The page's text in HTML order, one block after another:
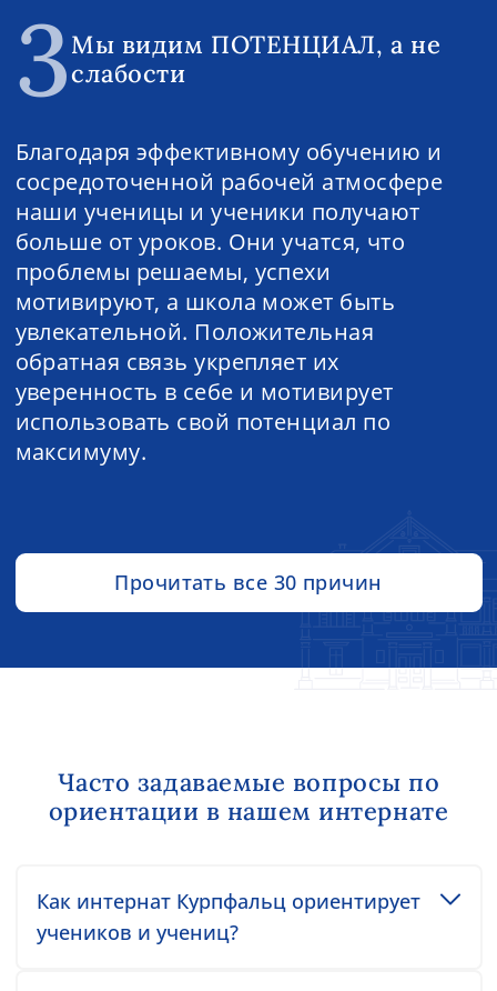
3Мы видим ПОТЕНЦИАЛ, а не
слабости
Благодаря эффективному обучению и
сосредоточенной рабочей атмосфере
наши ученицы и ученики получают
больше от уроков. Они учатся, что
проблемы решаемы, успехи
мотивируют, а школа может быть
увлекательной. Положительная
обратная связь укрепляет их
уверенность в себе и мотивирует
использовать свой потенциал по
максимуму.
Прочитать все 30 причин
Часто задаваемые вопросы по
ориентации в нашем интернате
Как интернат Курпфальц ориентирует
учеников и учениц?
Toggle accordion item